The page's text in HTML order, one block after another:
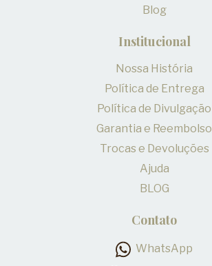
Blog
Institucional
Nossa História
Política de Entrega
Política de Divulgação
Garantia e Reembolso
Trocas e Devoluções
Ajuda
BLOG
Contato
WhatsApp